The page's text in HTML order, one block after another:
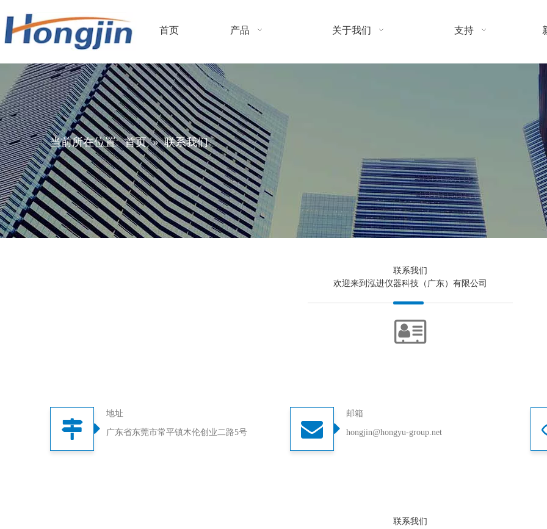
首页 产品 关于我们 支持
当前所在位置: 首页 » 联系我们
联系我们
欢迎来到泓进仪器科技（广东）有限公司
地址
广东省东莞市常平镇木伦创业二路5号
邮箱
hongjin@hongyu-group.net
联系我们